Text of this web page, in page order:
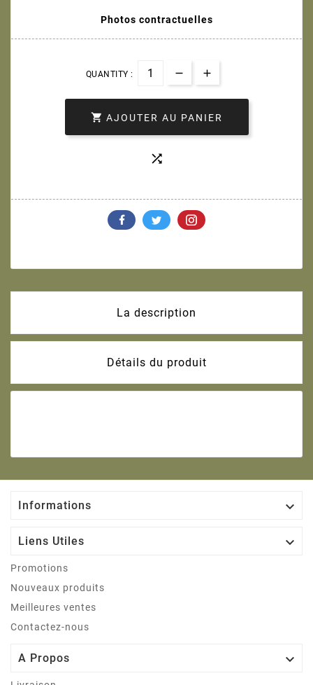
Photos contractuelles
QUANTITY :
 AJOUTER AU PANIER

La description
Détails du produit
Informations 
Liens Utiles 
Promotions
Nouveaux produits
Meilleures ventes
Contactez-nous
A Propos 